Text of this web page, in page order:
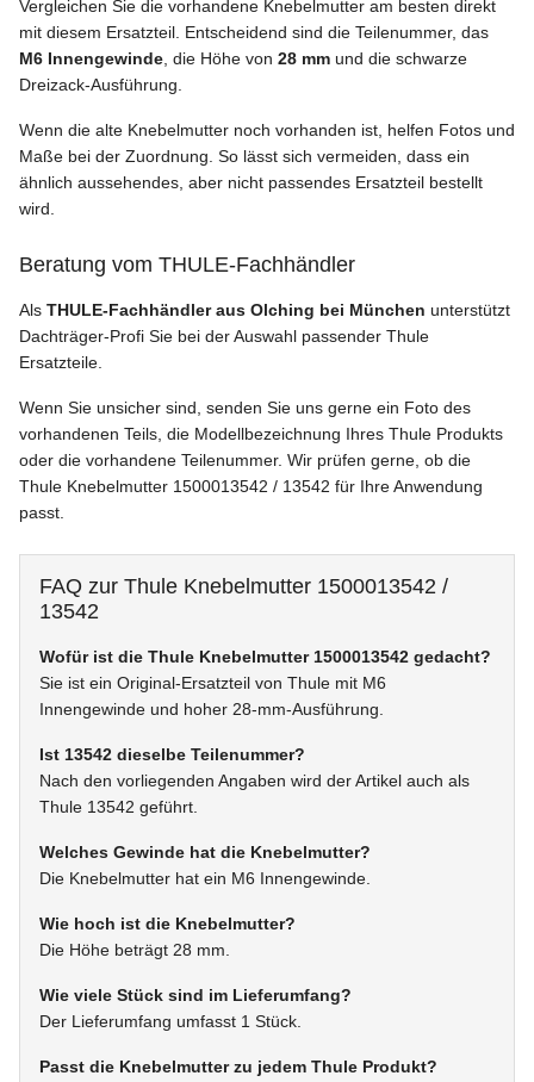
Vergleichen Sie die vorhandene Knebelmutter am besten direkt
mit diesem Ersatzteil. Entscheidend sind die Teilenummer, das
M6 Innengewinde , die Höhe von 28 mm und die schwarze
Dreizack-Ausführung.
Wenn die alte Knebelmutter noch vorhanden ist, helfen Fotos und
Maße bei der Zuordnung. So lässt sich vermeiden, dass ein
ähnlich aussehendes, aber nicht passendes Ersatzteil bestellt
wird.
Beratung vom THULE-Fachhändler
Als THULE-Fachhändler aus Olching bei München unterstützt
Dachträger-Profi Sie bei der Auswahl passender Thule
Ersatzteile.
Wenn Sie unsicher sind, senden Sie uns gerne ein Foto des
vorhandenen Teils, die Modellbezeichnung Ihres Thule Produkts
oder die vorhandene Teilenummer. Wir prüfen gerne, ob die
Thule Knebelmutter 1500013542 / 13542 für Ihre Anwendung
passt.
FAQ zur Thule Knebelmutter 1500013542 /
13542
Wofür ist die Thule Knebelmutter 1500013542 gedacht?
Sie ist ein Original-Ersatzteil von Thule mit M6
Innengewinde und hoher 28-mm-Ausführung.
Ist 13542 dieselbe Teilenummer?
Nach den vorliegenden Angaben wird der Artikel auch als
Thule 13542 geführt.
Welches Gewinde hat die Knebelmutter?
Die Knebelmutter hat ein M6 Innengewinde.
Wie hoch ist die Knebelmutter?
Die Höhe beträgt 28 mm.
Wie viele Stück sind im Lieferumfang?
Der Lieferumfang umfasst 1 Stück.
Passt die Knebelmutter zu jedem Thule Produkt?